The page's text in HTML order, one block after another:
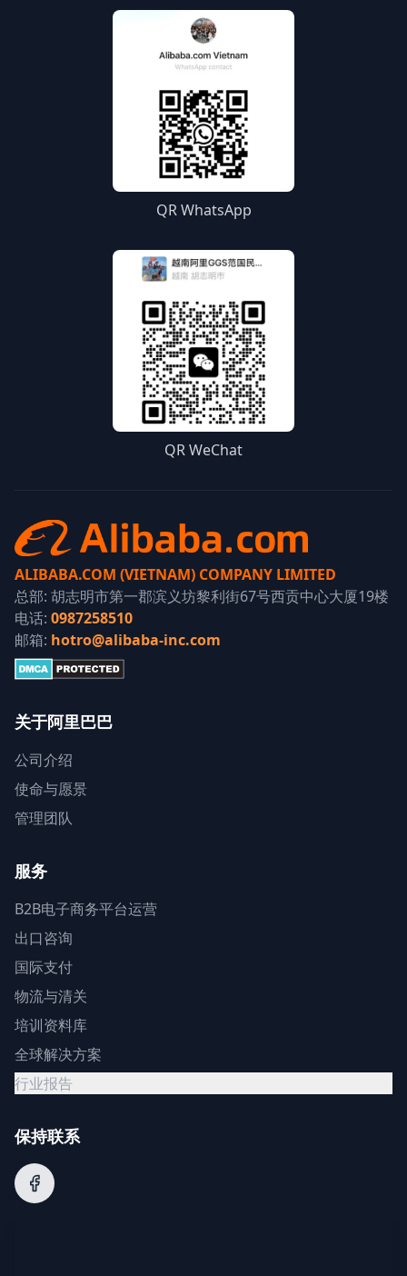
QR WhatsApp
QR WeChat
ALIBABA.COM (VIETNAM) COMPANY LIMITED
总部: 胡志明市第一郡滨义坊黎利街67号西贡中心大厦19楼
电话: 0987258510
邮箱: hotro@alibaba-inc.com
关于阿里巴巴
公司介绍
使命与愿景
管理团队
服务
B2B电子商务平台运营
出口咨询
国际支付
物流与清关
培训资料库
全球解决方案
行业报告
保持联系